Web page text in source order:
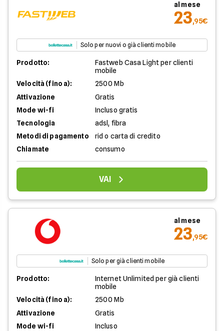
al mese
23,95€
Solo per nuovi o già clienti mobile
Prodotto:
Fastweb Casa Light per clienti
mobile
Velocità (fino a):
2500 Mb
Attivazione
Gratis
Mode wi-fi
Incluso gratis
Tecnologia
adsl, fibra
Metodi di pagamento
rid o carta di credito
Chiamate
consumo
VAI
al mese
23,95€
Solo per già clienti mobile
Prodotto:
Internet Unlimited per già clienti
mobile
Velocità (fino a):
2500 Mb
Attivazione
Gratis
Mode wi-fi
Incluso